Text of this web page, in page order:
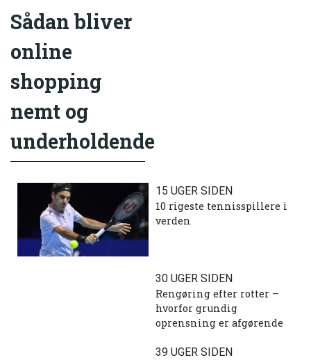
Sådan bliver
online
shopping
nemt og
underholdende
15 UGER SIDEN
10 rigeste tennisspillere i
verden
30 UGER SIDEN
Rengøring efter rotter –
hvorfor grundig
oprensning er afgørende
39 UGER SIDEN